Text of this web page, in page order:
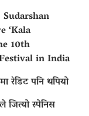
‘Kala
10th
in India
रेडिट पनि थपियो
जित्यो स्पेनिस